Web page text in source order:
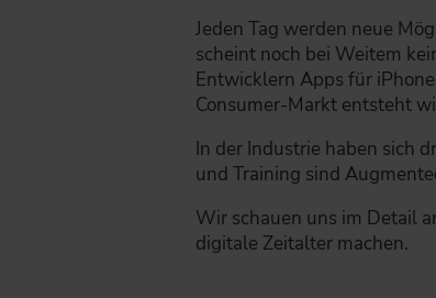
Jeden Tag werden neue
scheint noch bei Weitem
Entwicklern Apps für
Consumer-Markt entsteht
In der Industrie haben sich
und Training sind
Wir schauen uns im Detail
digitale Zeitalter machen.